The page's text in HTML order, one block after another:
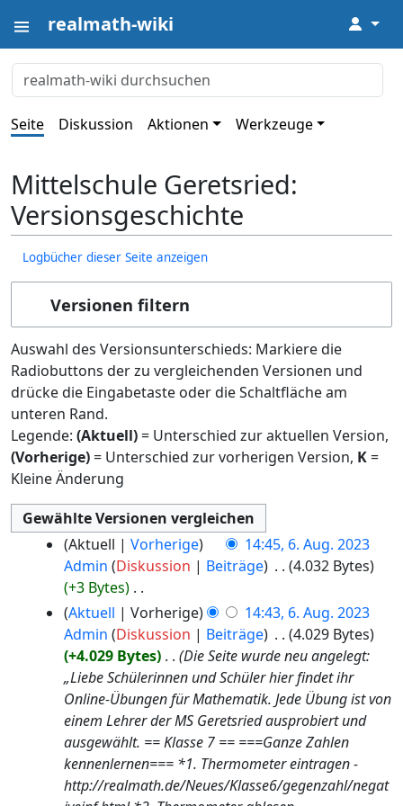
realmath-wiki ↓
Seite Diskussion Aktionen Werkzeuge
Mittelschule Geretsried:
Versionsgeschichte
Logbücher dieser Seite anzeigen
Versionen filtern
Auswahl des Versionsunterschieds: Markiere die
Radiobuttons der zu vergleichenden Versionen und
drücke die Eingabetaste oder die Schaltfläche am
unteren Rand.
Legende: (Aktuell)= Unterschied zur aktuellen Version,
(Vorherige)= Unterschied zur vorherigen Version, K=
Kleine Änderung
August
Aktuell Vorherige
14:45, 6. Aug. 2023
Admin Diskussion Beiträge
4.032 Bytes
+3 Bytes ‎
K
e
i
e
B
e
a
r
Aktuell Vorherige
14:43, 6. Aug. 2023
Admin Diskussion Beiträge
4.029 Bytes
+4.029 Bytes ‎
Die Seite wurde neu angelegt:
„Liebe Schülerinnen und Schüler hier findet ihr
Online-Übungen für Mathematik. Jede Übung ist von
einem Lehrer der MS Geretsried ausprobiert und
ausgewählt. == Klasse 7 == ===Ganze Zahlen
kennenlernen=== *1. Thermometer eintragen -
http://realmath.de/Neues/Klasse6/gegenzahl/negat